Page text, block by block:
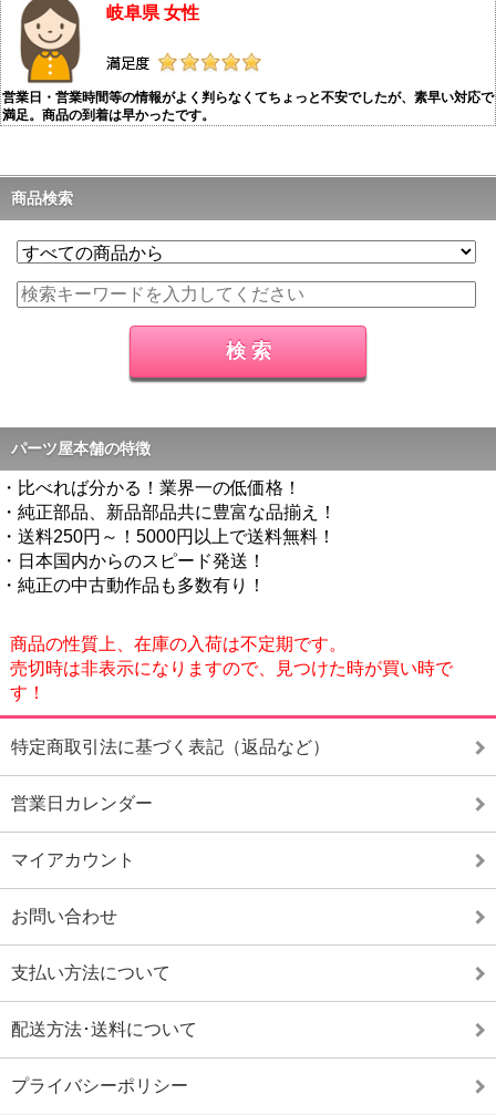
岐阜県 女性
営業日・営業時間等の情報がよく判らなくてちょっと不安でしたが、素早い対応で
満足。商品の到着は早かったです。
商品検索
パーツ屋本舗の特徴
・比べれば分かる！業界一の低価格！
・純正部品、新品部品共に豊富な品揃え！
・送料250円～！5000円以上で送料無料！
・日本国内からのスピード発送！
・純正の中古動作品も多数有り！
商品の性質上、在庫の入荷は不定期です。
売切時は非表示になりますので、見つけた時が買い時で
す！
特定商取引法に基づく表記（返品など）
営業日カレンダー
マイアカウント
お問い合わせ
支払い方法について
配送方法･送料について
プライバシーポリシー